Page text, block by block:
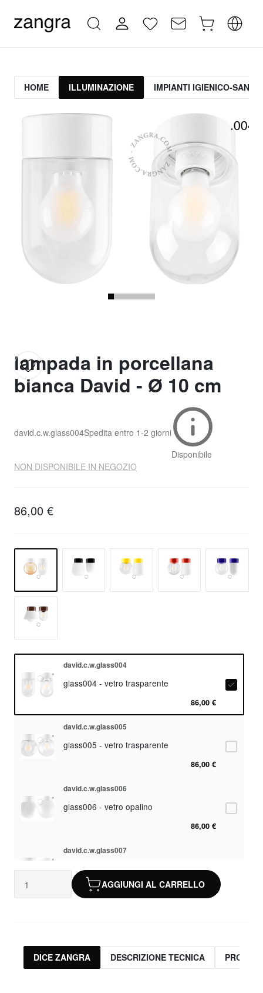
HOME ILLUMINAZIONE IMPIANTI IGIENICO-
lampada in porcellana
bianca David - Ø 10 cm
david.c.w.glass004Spedita entro 1-2 giorni
Disponibile
NON DISPONIBILE IN NEGOZIO
86,00 €
david.c.w.glass004
glass004 - vetro trasparente
86,00 €
david.c.w.glass005
glass005 - vetro trasparente
86,00 €
david.c.w.glass006
glass006 - vetro opalino
86,00 €
david.c.w.glass007
glass007 - vetro smerigliato
82,50 €
82,50 €
AGGIUNGI AL CARRELLO
DICE ZANGRA DESCRIZIONE TECNICA